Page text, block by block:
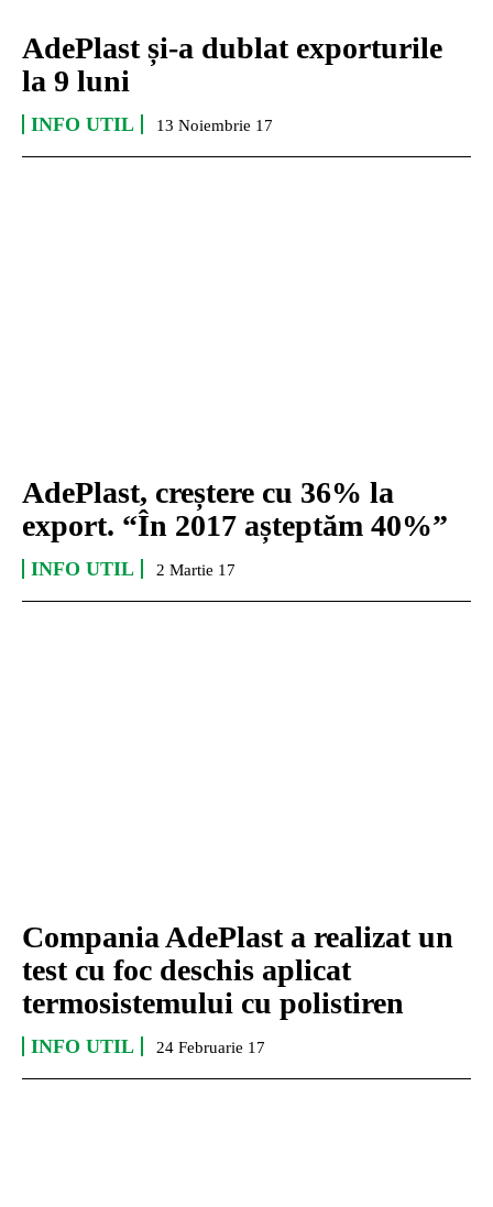
AdePlast și-a dublat exporturile
la 9 luni
INFO UTIL 13 Noiembrie 17
AdePlast, creștere cu 36% la
export. “În 2017 așteptăm 40%”
INFO UTIL 2 Martie 17
Compania AdePlast a realizat un
test cu foc deschis aplicat
termosistemului cu polistiren
INFO UTIL 24 Februarie 17